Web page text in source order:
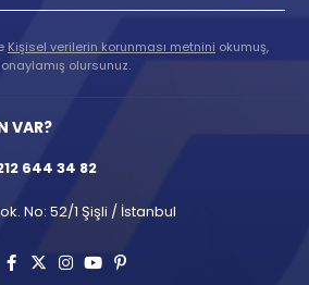
Kişisel verilerin korunması metnini okumuş,
onaylamış olursunuz.
VAR?
644 34 82
No: 52/1 Şişli / İstanbul